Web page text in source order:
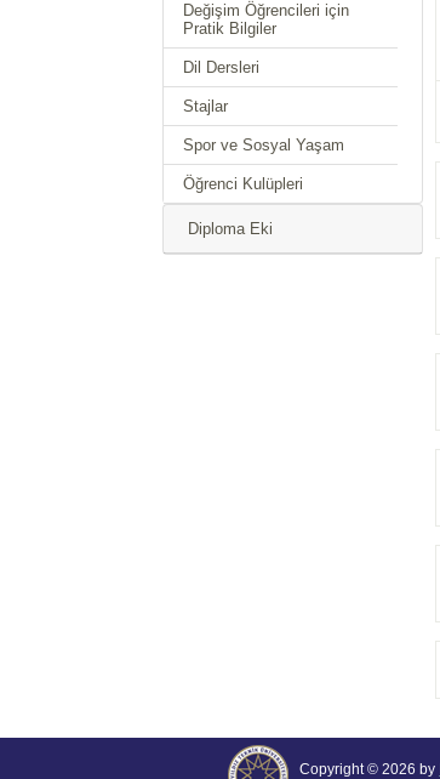
Değişim Öğrencileri için
Pratik Bilgiler
Dil Dersleri
Stajlar
Spor ve Sosyal Yaşam
Öğrenci Kulüpleri
Diploma Eki
Copyright © 2026 by